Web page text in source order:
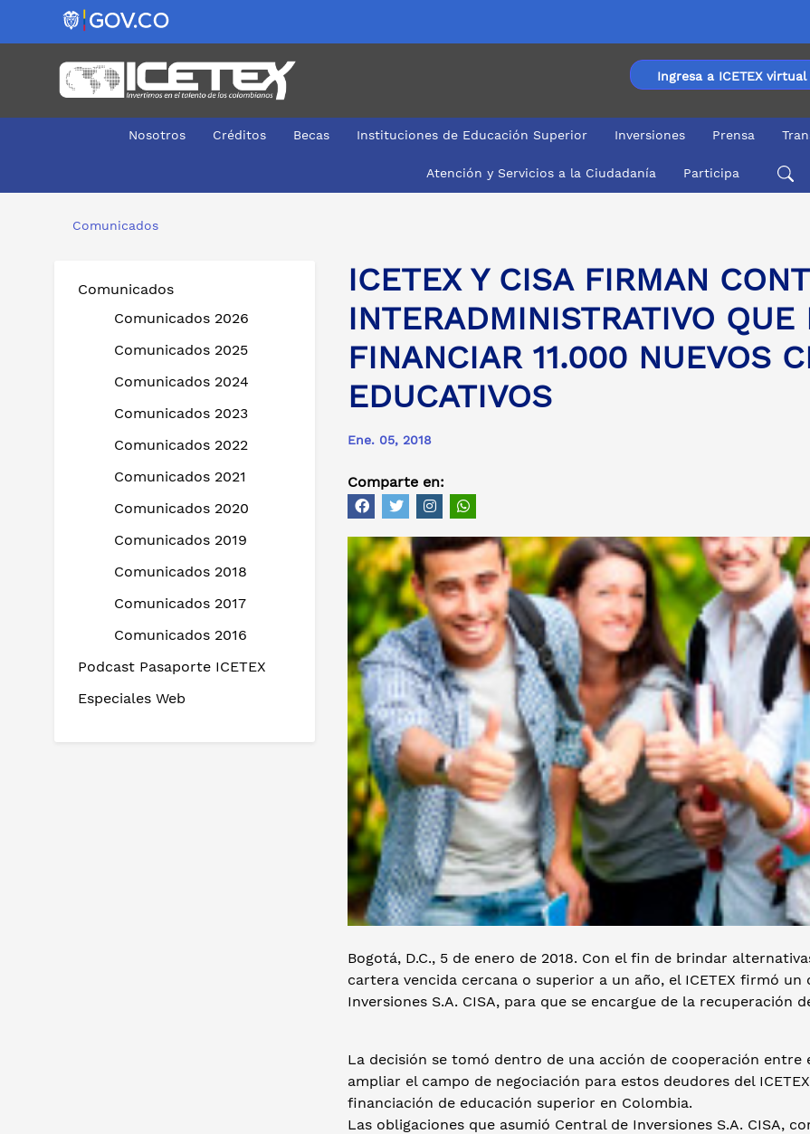
Ingresa a ICETEX virtual
Nosotros Créditos Becas Instituciones de Educación Superior Inversiones Prensa
Atención y Servicios a la Ciudadanía Participa
Comunicados
Comunicados
Comunicados 2026
Comunicados 2025
Comunicados 2024
Comunicados 2023
Comunicados 2022
Comunicados 2021
Comunicados 2020
Comunicados 2019
Comunicados 2018
Comunicados 2017
Comunicados 2016
Podcast Pasaporte ICETEX
Especiales Web
ICETEX Y CISA FIRMAN
INTERADMINISTRATIVO QUE
FINANCIAR 11.000 NUEVOS
EDUCATIVOS
Ene. 05, 2018
Comparte en:
Bogotá, D.C., 5 de enero de 2018. Con el fin de brindar
cartera vencida cercana o superior a un año, el ICETEX firmó
Inversiones S.A. CISA, para que se encargue de la recuperación
La decisión se tomó dentro de una acción de cooperación
ampliar el campo de negociación para estos deudores del
financiación de educación superior en Colombia.
Las obligaciones que asumió Central de Inversiones S.A. CISA,